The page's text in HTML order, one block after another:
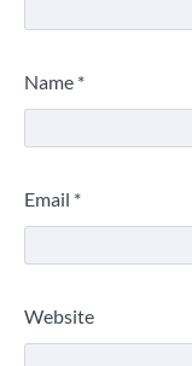
Name *
Email *
Website